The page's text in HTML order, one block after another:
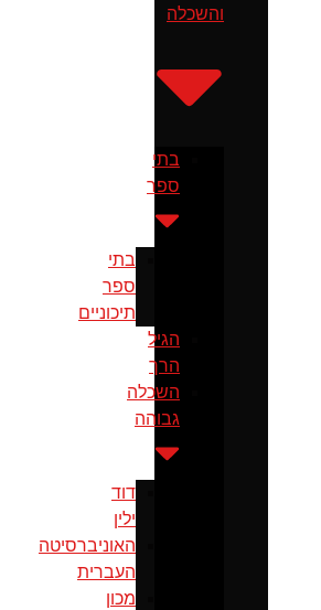
והשכלה
בתי
ספר
בתי
ספר
תיכוניים
הגיל
הרך
השכלה
גבוהה
דוד
ילין
האוניברסיטה
העברית
מכון